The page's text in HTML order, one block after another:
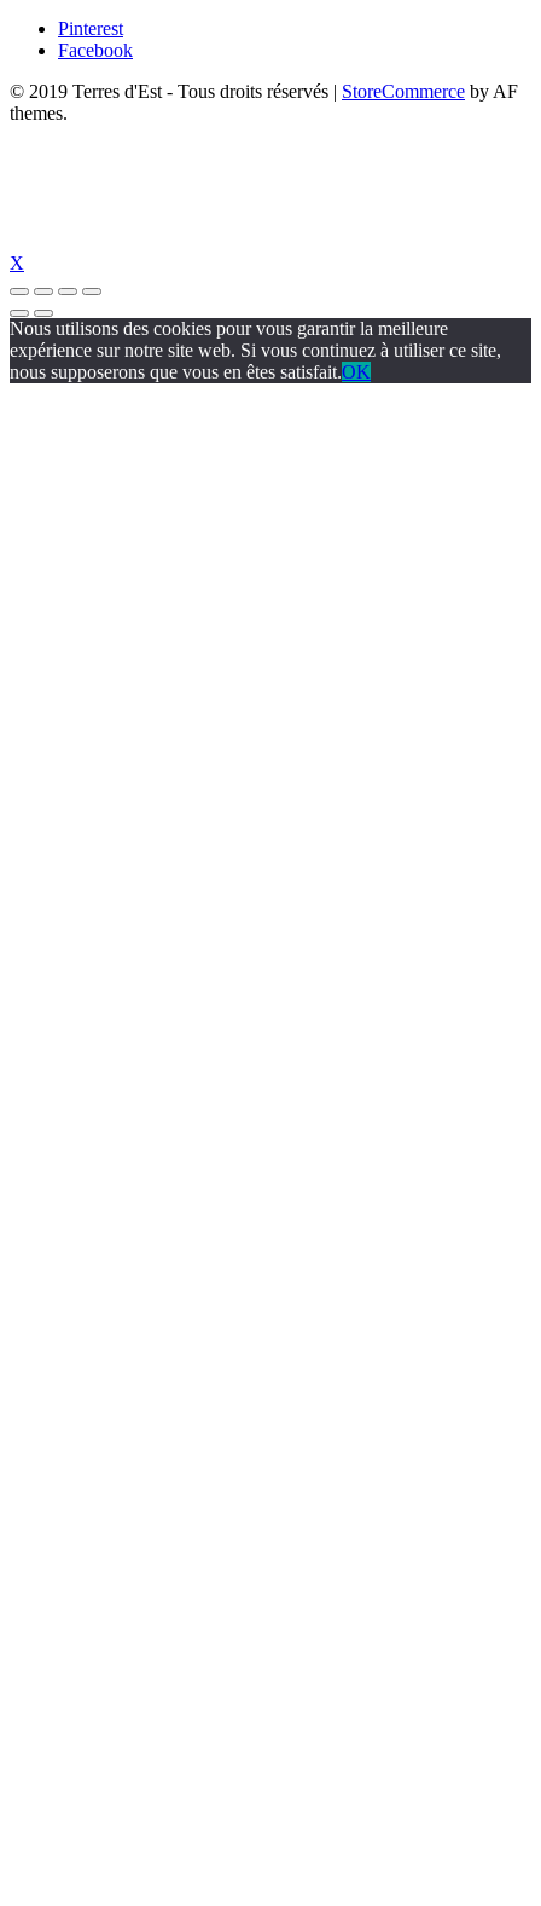
Pinterest
Facebook
© 2019 Terres d'Est - Tous droits réservés
StoreCommerce by AF
themes.
X
Nous utilisons des cookies pour vous garantir la meilleure
expérience sur notre site web. Si vous continuez à utiliser ce site,
nous supposerons que vous en êtes satisfait.OK